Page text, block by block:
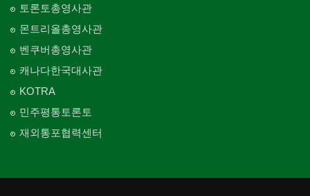
토론토총영사관
몬트리올총영사관
벤쿠버총영사관
캐나다한국대사관
KOTRA
민주평통토론토
재외통포협력센터